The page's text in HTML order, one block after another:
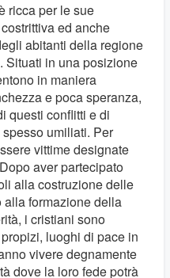
ricca per le sue
ed anche
abitanti della regione
Situati in una posizione
in maniera
e poca speranza,
questi conflitti e di
umiliati. Per
vittime designate
aver partecipato
alla costruzione delle
formazione della
i cristiani sono
luoghi di pace in
vivere degnamente
dove la loro fede potrà